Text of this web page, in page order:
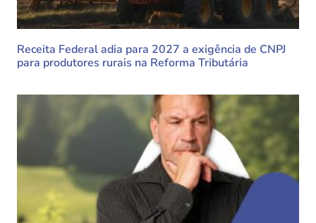
Receita Federal adia para 2027 a exigência de CNPJ
para produtores rurais na Reforma Tributária